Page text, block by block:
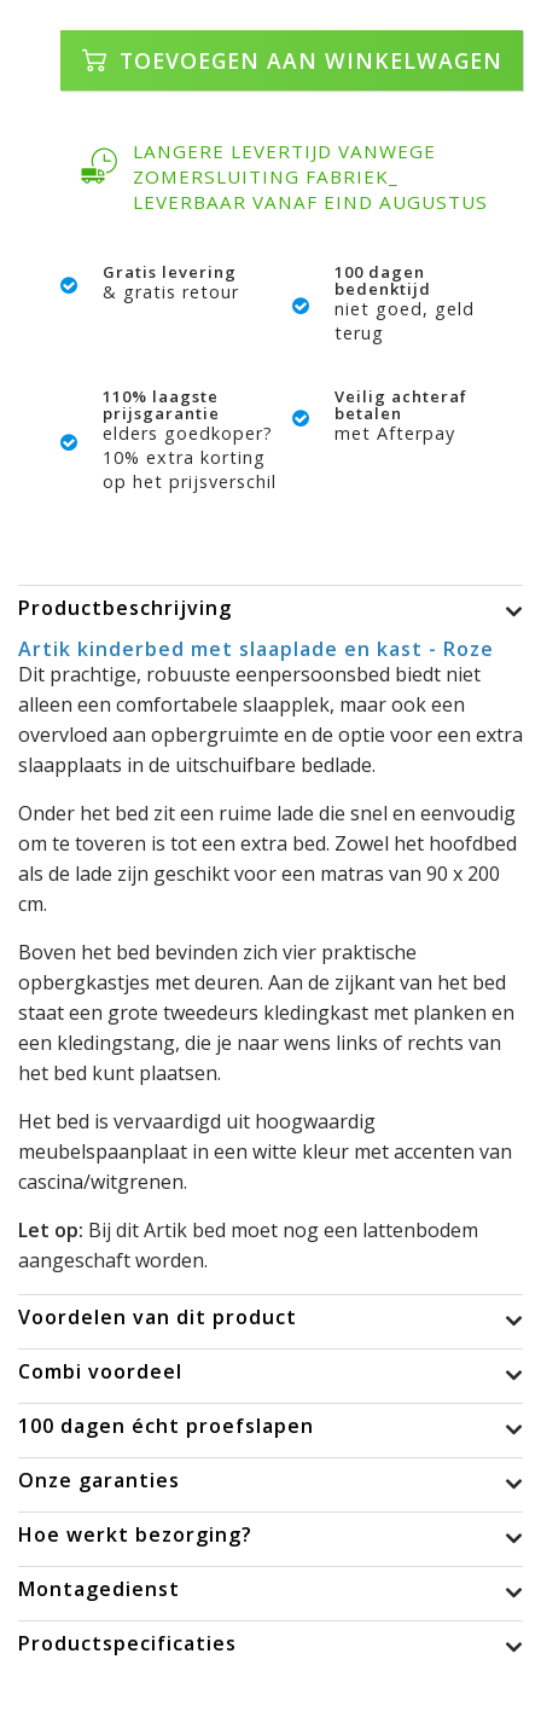
TOEVOEGEN AAN WINKELWAGEN
LANGERE LEVERTIJD VANWEGE
ZOMERSLUITING FABRIEK_
LEVERBAAR VANAF EIND AUGUSTUS
Gratis levering
& gratis retour
100 dagen
bedenktijd
niet goed, geld
terug
110% laagste
prijsgarantie
elders goedkoper?
10% extra korting
op het prijsverschil
Veilig achteraf
betalen
met Afterpay
Productbeschrijving
Artik kinderbed met slaaplade en kast - Roze
Dit prachtige, robuuste eenpersoonsbed biedt niet
alleen een comfortabele slaapplek, maar ook een
overvloed aan opbergruimte en de optie voor een extra
slaapplaats in de uitschuifbare bedlade.
Onder het bed zit een ruime lade die snel en eenvoudig
om te toveren is tot een extra bed. Zowel het hoofdbed
als de lade zijn geschikt voor een matras van 90 x 200
cm.
Boven het bed bevinden zich vier praktische
opbergkastjes met deuren. Aan de zijkant van het bed
staat een grote tweedeurs kledingkast met planken en
een kledingstang, die je naar wens links of rechts van
het bed kunt plaatsen.
Het bed is vervaardigd uit hoogwaardig
meubelspaanplaat in een witte kleur met accenten van
cascina/witgrenen.
Let op: Bij dit Artik bed moet nog een lattenbodem
aangeschaft worden.
Voordelen van dit product
Combi voordeel
100 dagen écht proefslapen
Onze garanties
Hoe werkt bezorging?
Montagedienst
Productspecificaties